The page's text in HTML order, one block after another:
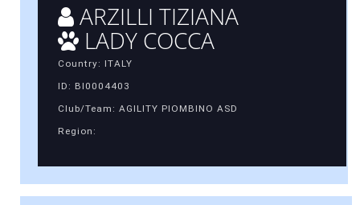
ARZILLI TIZIANA
LADY COCCA
Country: ITALY
ID: BI0004403
Club/Team: AGILITY PIOMBINO ASD
Region: